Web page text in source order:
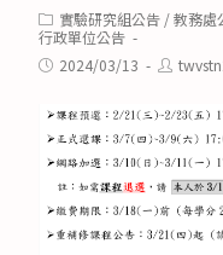
Post
category:
實驗研究組公告 /教務處
行政單位公告
Post2024/03/13
Post